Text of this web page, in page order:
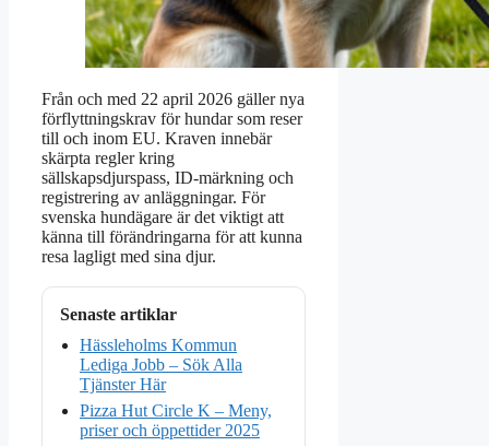
Från och med 22 april 2026 gäller nya
förflyttningskrav för hundar som reser
till och inom EU. Kraven innebär
skärpta regler kring
sällskapsdjurspass, ID-märkning och
registrering av anläggningar. För
svenska hundägare är det viktigt att
känna till förändringarna för att kunna
resa lagligt med sina djur.
Senaste artiklar
Hässleholms Kommun
Lediga Jobb – Sök Alla
Tjänster Här
Pizza Hut Circle K – Meny,
priser och öppettider 2025